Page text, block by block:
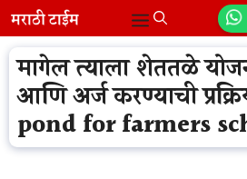
Skip
to
content
Menu
मागेल त्याला शेततळे
आणि अर्ज करण्याची
pond for farmers